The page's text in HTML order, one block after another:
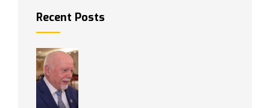
Recent Posts